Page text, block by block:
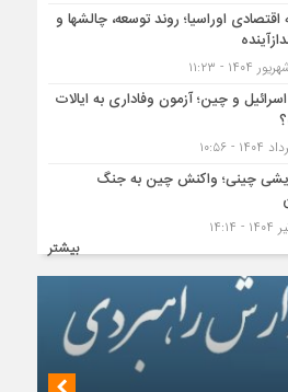
اقتصادی اوراسیا؛ روند توسعه، چالشها و
و چین؛ آزمون وفاداری به ایالات
چینی؛ واکنش چین به جنگ
بیشتر